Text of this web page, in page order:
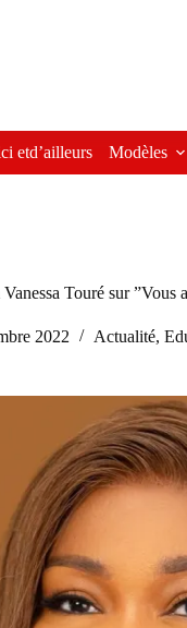
etd’ailleurs Modèles
Touré sur ”Vous
2022 Actualité,